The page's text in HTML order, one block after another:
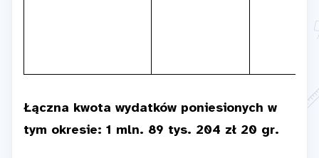
Łączna kwota wydatków poniesionych w
tym okresie: 1 mln. 89 tys. 204 zł 20 gr.